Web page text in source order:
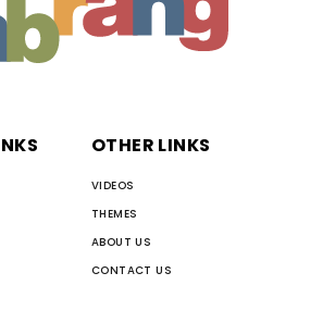
OTHER LINKS
VIDEOS
THEMES
ABOUT US
CONTACT US